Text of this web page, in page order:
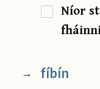
Níor
→ fíbín